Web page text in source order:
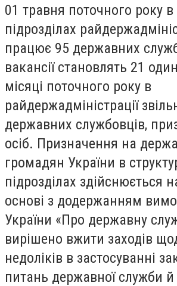
01 травня поточного року в
підрозділах
працює 95 державних
вакансії становлять 21
місяці поточного року в
райдержадміністрації
державних службовців,
осіб. Призначення на
громадян України в
підрозділах здійснюється
основі з додержанням
України «Про державну
вирішено вжити заходів
недоліків в застосуванні
питань державної служби